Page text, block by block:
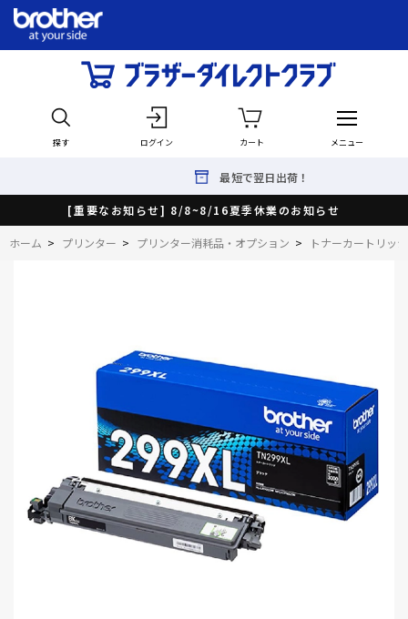
探す ログイン カート メニュー
最短で翌日出荷！
[重要なお知らせ] 8/8~8/16夏季休業のお知らせ
ホーム > プリンター > プリンター消耗品・オプション > トナーカートリッジ